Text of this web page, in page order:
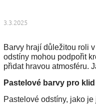
3.3.2025
Barvy hrají důležitou roli
odstíny mohou podpořit
přidat hravou atmosféru.
Pastelové barvy pro klid
Pastelové odstíny, jako